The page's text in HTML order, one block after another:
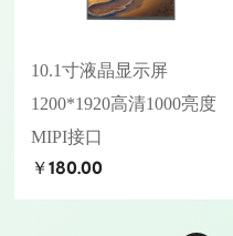
10.1寸液晶显示屏
1200*1920高清1000亮度
MIPI接口
￥180.00